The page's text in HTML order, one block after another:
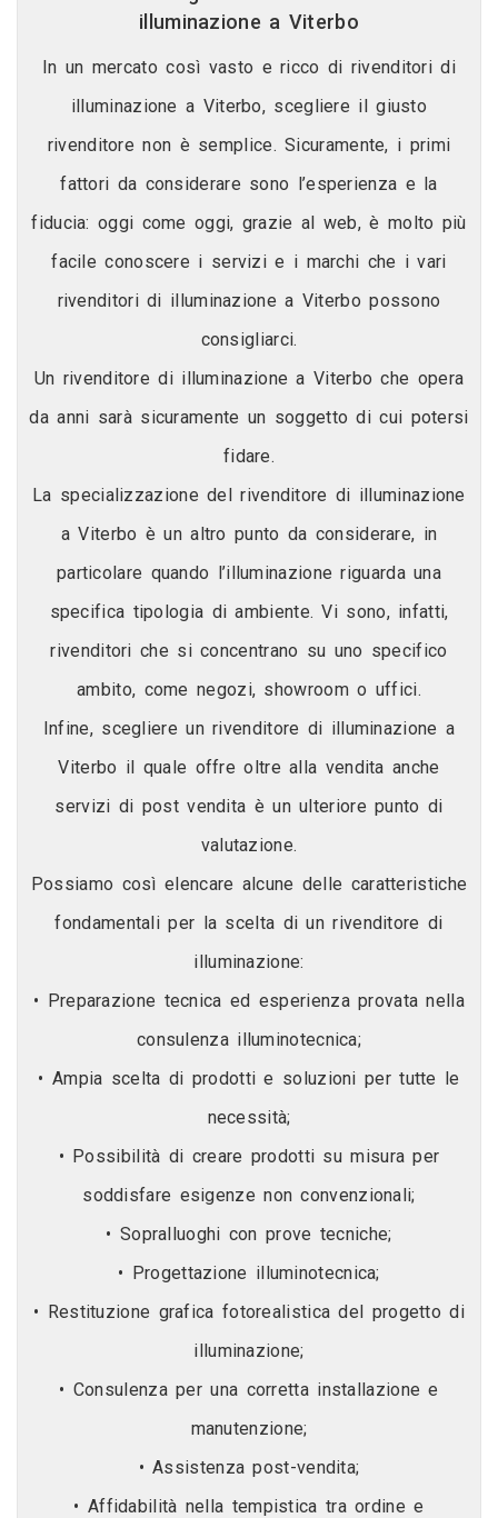
illuminazione a Viterbo
In un mercato così vasto e ricco di rivenditori di
illuminazione a Viterbo, scegliere il giusto
rivenditore non è semplice. Sicuramente, i primi
fattori da considerare sono l’esperienza e la
fiducia: oggi come oggi, grazie al web, è molto più
facile conoscere i servizi e i marchi che i vari
rivenditori di illuminazione a Viterbo possono
consigliarci.
Un rivenditore di illuminazione a Viterbo che opera
da anni sarà sicuramente un soggetto di cui potersi
fidare.
La specializzazione del rivenditore di illuminazione
a Viterbo è un altro punto da considerare, in
particolare quando l’illuminazione riguarda una
specifica tipologia di ambiente. Vi sono, infatti,
rivenditori che si concentrano su uno specifico
ambito, come negozi, showroom o uffici.
Infine, scegliere un rivenditore di illuminazione a
Viterbo il quale offre oltre alla vendita anche
servizi di post vendita è un ulteriore punto di
valutazione.
Possiamo così elencare alcune delle caratteristiche
fondamentali per la scelta di un rivenditore di
illuminazione:
• Preparazione tecnica ed esperienza provata nella
consulenza illuminotecnica;
• Ampia scelta di prodotti e soluzioni per tutte le
necessità;
• Possibilità di creare prodotti su misura per
soddisfare esigenze non convenzionali;
• Sopralluoghi con prove tecniche;
• Progettazione illuminotecnica;
• Restituzione grafica fotorealistica del progetto di
illuminazione;
• Consulenza per una corretta installazione e
manutenzione;
• Assistenza post-vendita;
• Affidabilità nella tempistica tra ordine e